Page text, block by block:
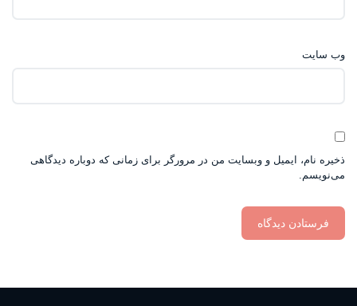
وب‌ سایت
ذخیره نام، ایمیل و وبسایت من در مرورگر برای زمانی که دوباره دیدگاهی
می‌نویسم.